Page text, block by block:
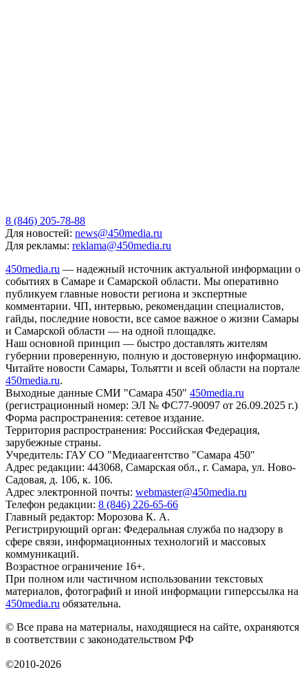
8 (846) 205-78-88
Для новостей: news@450media.ru
Для рекламы: reklama@450media.ru
450media.ru — надежный источник актуальной информации о
событиях в Самаре и Самарской области. Мы оперативно
публикуем главные новости региона и экспертные
комментарии. ЧП, интервью, рекомендации специалистов,
гайды, последние новости, все самое важное о жизни Самары
и Самарской области — на одной площадке.
Наш основной принцип — быстро доставлять жителям
губернии проверенную, полную и достоверную информацию.
Читайте новости Самары, Тольятти и всей области на портале
450media.ru.
Выходные данные СМИ "Самара 450" 450media.ru
(регистрационный номер: ЭЛ № ФС77-90097 от 26.09.2025 г.)
Форма распространения: сетевое издание.
Территория распространения: Российская Федерация,
зарубежные страны.
Учредитель: ГАУ СО "Медиаагентство "Самара 450"
Адрес редакции: 443068, Самарская обл., г. Самара, ул. Ново-
Садовая, д. 106, к. 106.
Адрес электронной почты: webmaster@450media.ru
Телефон редакции: 8 (846) 226-65-66
Главный редактор: Морозова К. А.
Регистрирующий орган: Федеральная служба по надзору в
сфере связи, информационных технологий и массовых
коммуникаций.
Возрастное ограничение 16+.
При полном или частичном использовании текстовых
материалов, фотографий и иной информации гиперссылка на
450media.ru обязательна.
© Все права на материалы, находящиеся на сайте, охраняются
в соответствии с законодательством РФ
©2010-2026